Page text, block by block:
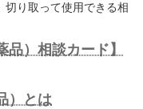
切り取って使用できる相
品）相談カード】
）とは